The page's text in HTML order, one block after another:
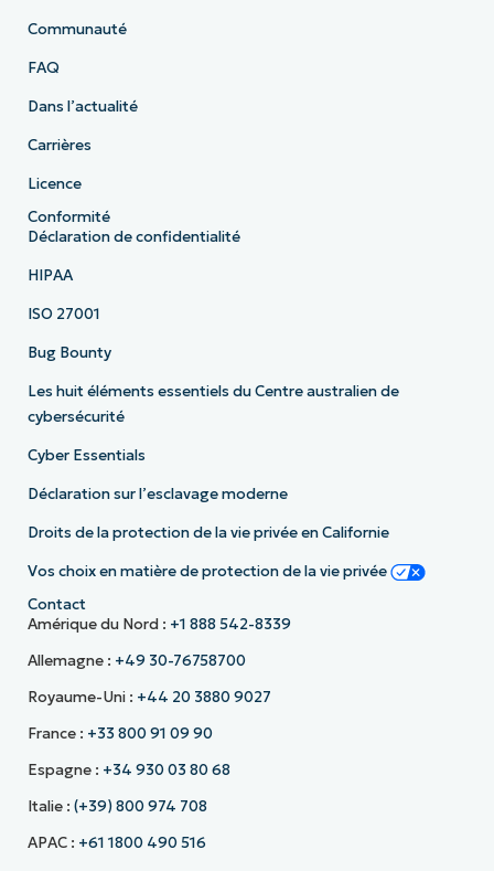
Communauté
FAQ
Dans l’actualité
Carrières
Licence
Conformité
Déclaration de confidentialité
HIPAA
ISO 27001
Bug Bounty
Les huit éléments essentiels du Centre australien de
cybersécurité
Cyber Essentials
Déclaration sur l’esclavage moderne
Droits de la protection de la vie privée en Californie
Vos choix en matière de protection de la vie privée
Contact
Amérique du Nord : +1 888 542-8339
Allemagne : +49 30-76758700
Royaume-Uni : +44 20 3880 9027
France : +33 800 91 09 90
Espagne : +34 930 03 80 68
Italie : (+39) 800 974 708
APAC : +61 1800 490 516